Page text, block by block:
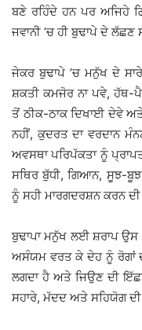
ਬਣੇ ਰਹਿੰਦੇ ਹਨ ਪਰ ਅਜਿਹੇ
ਜਵਾਨੀ ’ਚ ਹੀ ਬੁਢਾਪੇ ਦੇ
ਜੇਕਰ ਬੁਢਾਪੇ ’ਚ ਮਨੁੱਖ ਦੇ
ਸ਼ਕਤੀ ਕਮਜੋਰ ਨਾ ਪਵੇ, ਹੱਥ-
ਤੋਂ ਠੀਕ-ਠਾਕ ਦਿਖਾਈ ਦੇਵੇ
ਨਹੀਂ, ਕੁਦਰਤ ਦਾ ਵਰਦਾਨ
ਅਵਸਥਾ ਪਰਿਪੱਕਤਾ ਨੂੰ
ਸਥਿਰ ਬੁੱਧੀ, ਗਿਆਨ, ਸੂਝ-
ਨੂੰ ਸਹੀ ਮਾਰਗਦਰਸ਼ਨ ਕਰਨ
ਬੁਢਾਪਾ ਮਨੁੱਖ ਲਈ ਸ਼ਰਾਪ
ਅਸੰਯਮ ਵਰਤ ਕੇ ਦੇਹ ਨੂੰ ਰੋਗਾਂ
ਲਗਦਾ ਹੈ ਅਤੇ ਜਿਉਣ ਦੀ
ਸਹਾਰੇ, ਮੱਦਦ ਅਤੇ ਸਹਿਯੋਗ